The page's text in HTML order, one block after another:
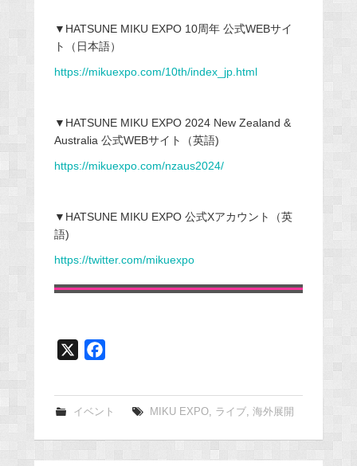
▼HATSUNE MIKU EXPO 10周年 公式WEBサイ
ト（日本語）
https://mikuexpo.com/10th/index_jp.html
▼HATSUNE MIKU EXPO 2024 New Zealand &
Australia 公式WEBサイト（英語)
https://mikuexpo.com/nzaus2024/
▼HATSUNE MIKU EXPO 公式Xアカウント（英
語)
https://twitter.com/mikuexpo
e
イベント MIKU EXPO, ライブ, 海外展開